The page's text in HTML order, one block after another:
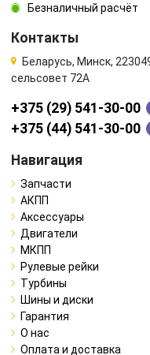
Безналичный расчёт
Контакты
Беларусь, Минск,
сельсовет 72А
+375 (29) 541-30-00
+375 (44) 541-30-00
Навигация
Запчасти
АКПП
Аксессуары
Двигатели
МКПП
Рулевые рейки
Турбины
Шины и диски
Гарантия
О нас
Оплата и доставка